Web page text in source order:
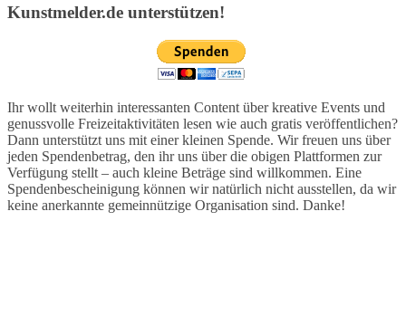
Kunstmelder.de unterstützen!
Ihr wollt weiterhin interessanten Content über kreative Events und
genussvolle Freizeitaktivitäten lesen wie auch gratis veröffentlichen?
Dann unterstützt uns mit einer kleinen Spende. Wir freuen uns über
jeden Spendenbetrag, den ihr uns über die obigen Plattformen zur
Verfügung stellt – auch kleine Beträge sind willkommen. Eine
Spendenbescheinigung können wir natürlich nicht ausstellen, da wir
keine anerkannte gemeinnützige Organisation sind. Danke!